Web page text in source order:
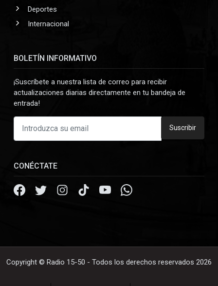
Deportes
Internacional
BOLETÍN INFORMATIVO
¡Suscríbete a nuestra lista de correo para recibir
actualizaciones diarias directamente en tu bandeja de
entrada!
Suscribir
CONÉCTATE
Copyright © Radio 15-50 - Todos los derechos reservados 2026